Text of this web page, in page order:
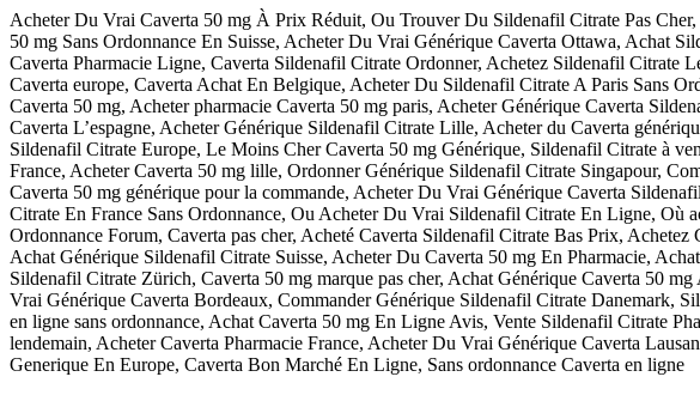
Acheter Du Vrai Caverta 50 mg À Prix Réduit, Ou Trouver Du Sildenafil Citrate Pas
50 mg Sans Ordonnance En Suisse, Acheter Du Vrai Générique Caverta Ottawa, Achat
Caverta Pharmacie Ligne, Caverta Sildenafil Citrate Ordonner, Achetez Sildenafil Citrate
Caverta europe, Caverta Achat En Belgique, Acheter Du Sildenafil Citrate A Paris Sans
Caverta 50 mg, Acheter pharmacie Caverta 50 mg paris, Acheter Générique Caverta
Caverta L’espagne, Acheter Générique Sildenafil Citrate Lille, Acheter du Caverta
Sildenafil Citrate Europe, Le Moins Cher Caverta 50 mg Générique, Sildenafil Citrate à
France, Acheter Caverta 50 mg lille, Ordonner Générique Sildenafil Citrate Singapour,
Caverta 50 mg générique pour la commande, Acheter Du Vrai Générique Caverta
Citrate En France Sans Ordonnance, Ou Acheter Du Vrai Sildenafil Citrate En Ligne, Où
Ordonnance Forum, Caverta pas cher, Acheté Caverta Sildenafil Citrate Bas Prix,
Achat Générique Sildenafil Citrate Suisse, Acheter Du Caverta 50 mg En Pharmacie,
Sildenafil Citrate Zürich, Caverta 50 mg marque pas cher, Achat Générique Caverta 50
Vrai Générique Caverta Bordeaux, Commander Générique Sildenafil Citrate Danemark,
en ligne sans ordonnance, Achat Caverta 50 mg En Ligne Avis, Vente Sildenafil Citrate
lendemain, Acheter Caverta Pharmacie France, Acheter Du Vrai Générique Caverta
Generique En Europe, Caverta Bon Marché En Ligne, Sans ordonnance Caverta en ligne